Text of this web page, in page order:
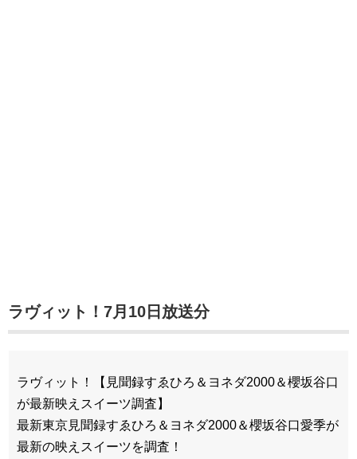
ラヴィット！7月10日放送分
ラヴィット！【見聞録すゑひろ＆ヨネダ2000＆櫻坂谷口
が最新映えスイーツ調査】
最新東京見聞録すゑひろ＆ヨネダ2000＆櫻坂谷口愛季が
最新の映えスイーツを調査！